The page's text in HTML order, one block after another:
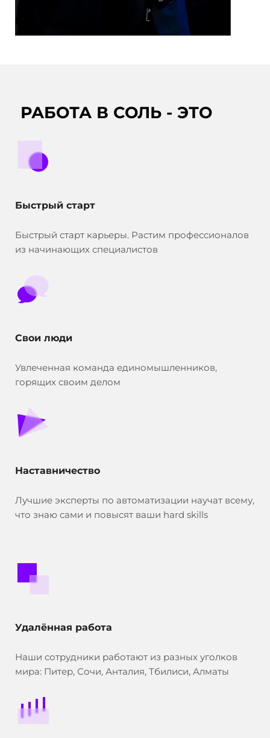
РАБОТА В СОЛЬ - ЭТО
Быстрый старт
Быстрый старт карьеры. Растим профессионалов
из начинающих специалистов
Свои люди
Увлеченная команда единомышленников,
горящих своим делом
Наставничество
Лучшие эксперты по автоматизации научат всему,
что знаю сами и повысят ваши hard skills
Удалённая работа
Наши сотрудники работают из разных уголков
мира: Питер, Сочи, Анталия, Тбилиси, Алматы